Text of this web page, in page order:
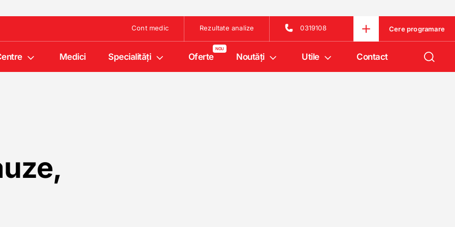
Cont medic Rezultate analize 0319108 Cere programare
Medici Specialități Oferte Noutăţi Utile Contact